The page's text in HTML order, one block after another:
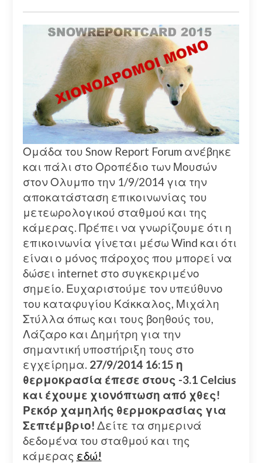
Ομάδα του Snow Report Forum ανέβηκε
και πάλι στο Οροπέδιο των Μουσών
στον Ολυμπο την 1/9/2014 για την
αποκατάσταση επικοινωνίας του
μετεωρολογικού σταθμού και της
κάμερας. Πρέπει να γνωρίζουμε ότι η
επικοινωνία γίνεται μέσω Wind και ότι
είναι ο μόνος πάροχος που μπορεί να
δώσει internet στο συγκεκριμένο
σημείο. Ευχαριστούμε τον υπεύθυνο
του καταφυγίου Κάκκαλος, Μιχάλη
Στύλλα όπως και τους βοηθούς του,
Λάζαρο και Δημήτρη για την
σημαντική υποστήριξη τους στο
εγχείρημα. 27/9/2014 16:15 η
θερμοκρασία έπεσε στους -3.1 Celcius
και έχουμε χιονόπτωση από χθες!
Ρεκόρ χαμηλής θερμοκρασίας για
Σεπτέμβριο! Δείτε τα σημερινά
δεδομένα του σταθμού και της
κάμερας εδώ!